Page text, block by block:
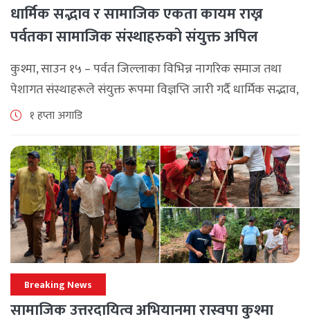
धार्मिक सद्भाव र सामाजिक एकता कायम राख्न
पर्वतका सामाजिक संस्थाहरुको संयुक्त अपिल
कुश्मा, साउन १५ – पर्वत जिल्लाका विभिन्न नागरिक समाज तथा
पेशागत संस्थाहरूले संयुक्त रूपमा विज्ञप्ति जारी गर्दै धार्मिक सद्भाव,
सामाजिक एकता र कानुनी शासन कायम राख्न सबै पक्षलाई संयमता
१ हप्ता अगाडि
Breaking News
सामाजिक उत्तरदायित्व अभियानमा रास्वपा कुश्मा